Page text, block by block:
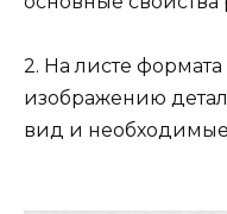
2. На листе
изображению
вид и